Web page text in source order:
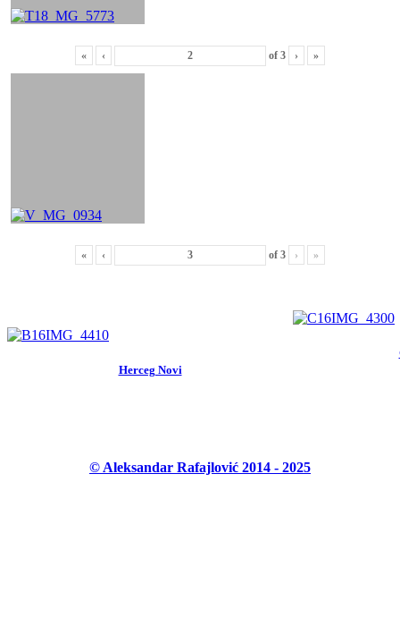
« ‹ of 3 › »
« ‹ of 3 › »
Herceg Novi
© Aleksandar Rafajlović 2014 - 2025